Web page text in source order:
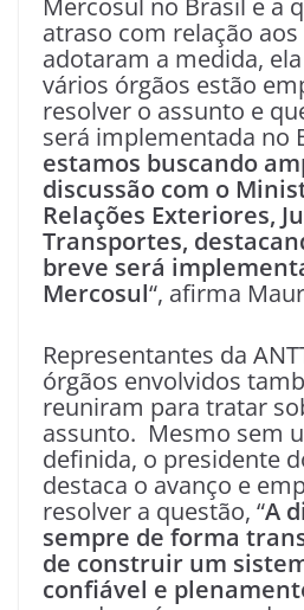
atraso com relação
adotaram a medida,
vários órgãos estão
resolver o assunto e
será implementada no
estamos buscando
discussão com o
Relações Exteriores,
Transportes,
breve será
Mercosul“, afirma
Representantes da
órgãos envolvidos
reuniram para tratar
assunto. Mesmo sem
definida, o presidente
destaca o avanço e
resolver a questão, “A
sempre de forma
de construir um
confiável e